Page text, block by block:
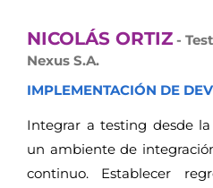
NICOLÁS ORTIZ -
Nexus S.A.
IMPLEMENTACIÓN DE
Integrar a testing desde
un ambiente de
continuo. Establecer